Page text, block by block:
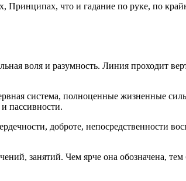
Принципах, что и гадание по руке, по
воля и разумность. Линия проходит
система, полноценные жизненные
пассивности.
доброте, непосредственности
занятий. Чем ярче она обозначена,